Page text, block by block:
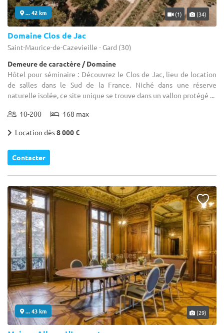
... 42 km (1) (34)
Domaine Clos de Jac
Saint-Maurice-de-Cazevieille - Gard (30)
Demeure de caractère / Domaine
Hôtel pour séminaire : Découvrez le Clos de Jac, lieu de location
de salles dans le Sud de la France. Niché dans une réserve
naturelle isolée, ce site unique se trouve dans un vallon protégé ...
10-200 168 max
Location dès8 000 €
Contacter
... 43 km (29)